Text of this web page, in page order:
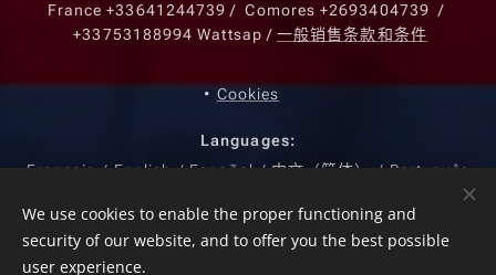
France+33641244739 / Comores+2693404739 /
+33753188994Wattsap / 一般销售条款和条件
Cookies
Languages
Français
English Español 中文（简体） Português
Currency
EUR €
USD $ KMF CF CNY ¥
We use cookies to enable the proper functioning and
security of our website, and to offer you the best possible
user experience.